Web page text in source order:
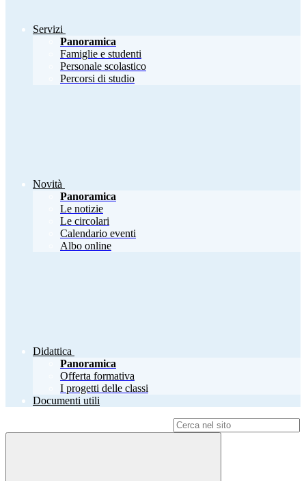
Servizi
Panoramica
Famiglie e studenti
Personale scolastico
Percorsi di studio
Novità
Panoramica
Le notizie
Le circolari
Calendario eventi
Albo online
Didattica
Panoramica
Offerta formativa
I progetti delle classi
Documenti utili